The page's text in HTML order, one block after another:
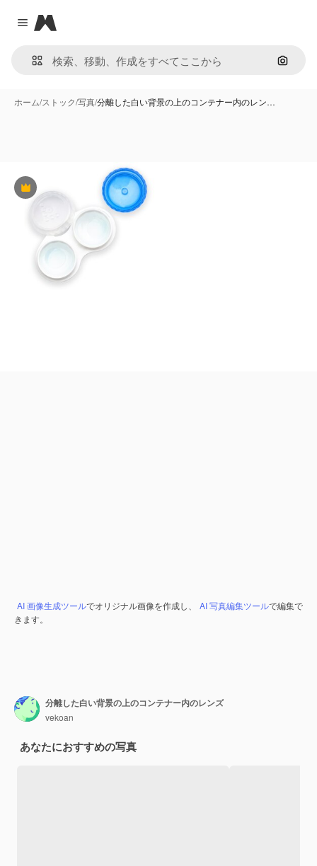
Close menu
Magnific
画像で
ホーム/ストック/写真/分離した白い背景の上のコンテナー内のレン…
Premium
AI 画像生成ツールでオリジナル画像を作成し、 AI 写真編集ツールで編集で
きます。
分離した白い背景の上のコンテナー内のレンズ
vekoan
あなたにおすすめの写真